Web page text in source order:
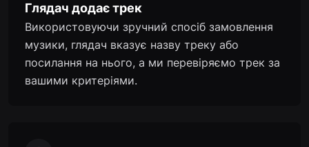
Глядач додає трек
Використовуючи зручний спосіб замовлення
музики, глядач вказує назву треку або
посилання на нього, а ми перевіряємо трек за
вашими критеріями.